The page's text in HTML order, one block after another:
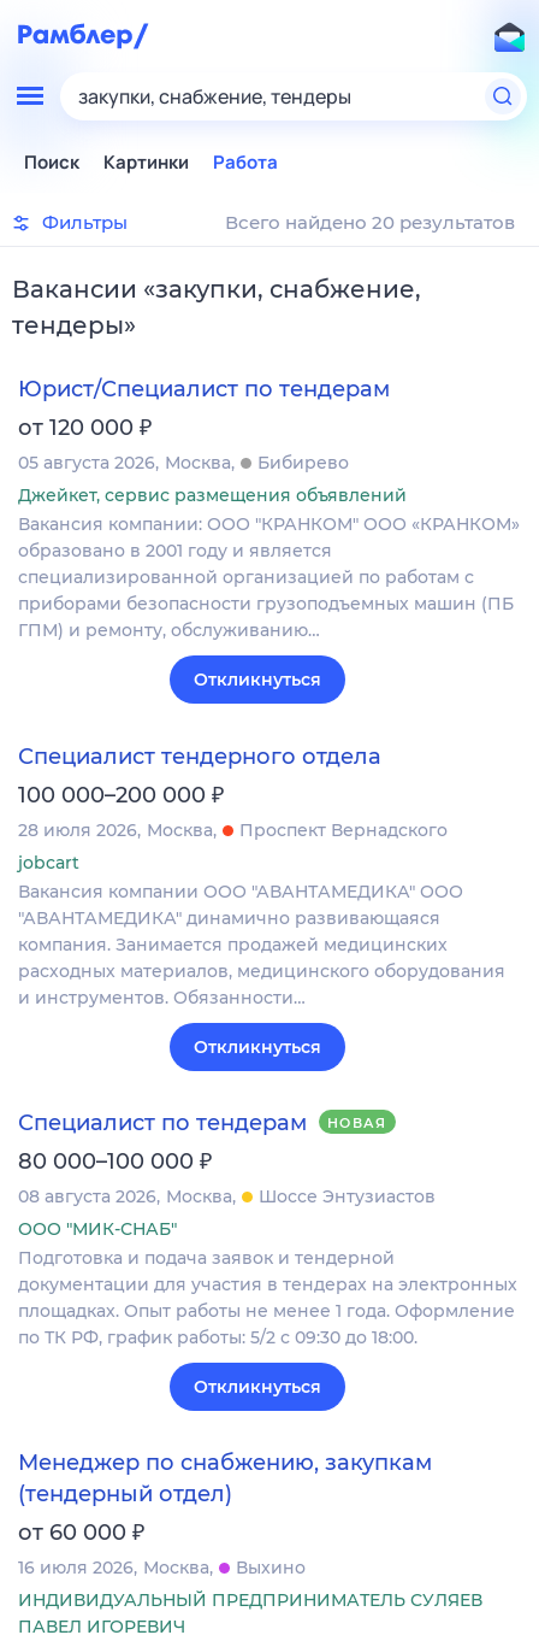
закупки, снабжение, тендеры
Поиск Картинки Работа
Фильтры Всего найдено 20 результатов
Вакансии «закупки, снабжение,
тендеры»
Юрист/Специалист по тендерам
от 120 000 ₽
05 августа 2026 Москва
Бибирево
Джейкет, сервис размещения объявлений
Вакансия компании: ООО "КРАНКОМ" ООО «КРАНКОМ»
образовано в 2001 году и является
специализированной организацией по работам с
приборами безопасности грузоподъемных машин (ПБ
ГПМ) и ремонту, обслуживанию…
Откликнуться
Специалист тендерного отдела
100 000–200 000 ₽
28 июля 2026 Москва
Проспект Вернадского
jobcart
Вакансия компании ООО "АВАНТАМЕДИКА" ООО
"АВАНТАМЕДИКА" динамично развивающаяся
компания. Занимается продажей медицинских
расходных материалов, медицинского оборудования
и инструментов. Обязанности…
Откликнуться
Специалист по тендерам НОВАЯ
80 000–100 000 ₽
08 августа 2026 Москва
Шоссе Энтузиастов
ООО "МИК-СНАБ"
Подготовка и подача заявок и тендерной
документации для участия в тендерах на электронных
площадках. Опыт работы не менее 1 года. Оформление
по ТК РФ, график работы: 5/2 с 09:30 до 18:00.
Откликнуться
Менеджер по снабжению, закупкам
(тендерный отдел)
от 60 000 ₽
16 июля 2026 Москва
Выхино
ИНДИВИДУАЛЬНЫЙ ПРЕДПРИНИМАТЕЛЬ СУЛЯЕВ
ПАВЕЛ ИГОРЕВИЧ